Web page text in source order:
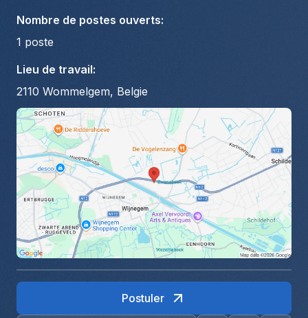
Nombre de postes ouverts:
1 poste
Lieu de travail:
2110 Wommelgem, Belgie
Postuler